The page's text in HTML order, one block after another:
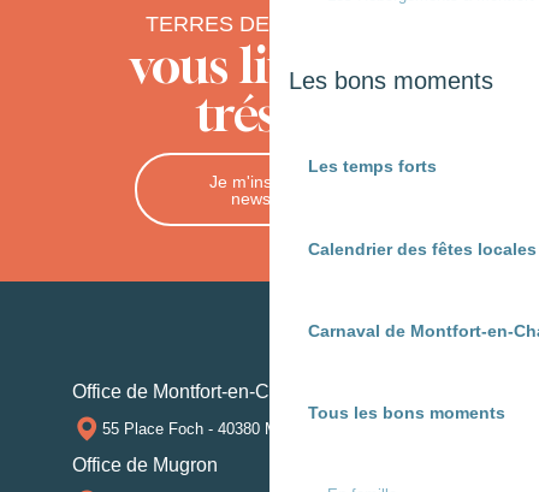
Les bons moments
Les temps forts
Calendrier des fêtes
Carnaval de Montfort-en-
Tous les bons moments
TERRES DE CHALOSSE
vous livre ses
trésors
Je m'inscris à la
newsletter
Office de Montfort-en-Chalosse
55 Place Foch - 40380 MONTFORT-EN-CHALOSSE
Office de Mugron